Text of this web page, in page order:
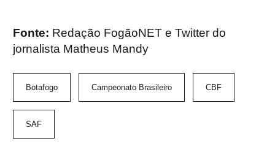
Fonte: Redação FogãoNET e Twitter do
jornalista Matheus Mandy
Botafogo Campeonato Brasileiro CBF
SAF